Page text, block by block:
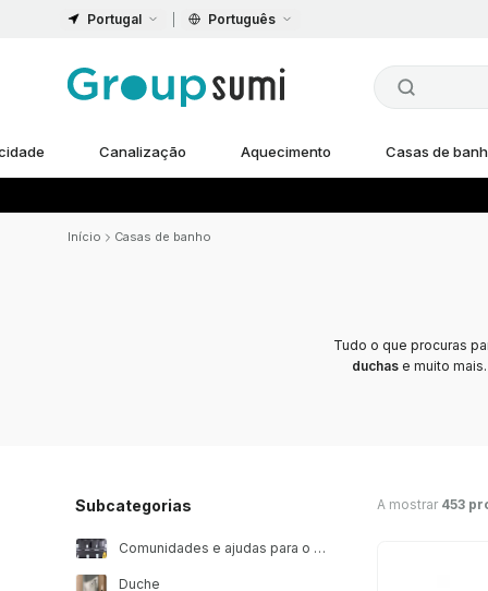
Portugal Português
Canalização Aquecimento Casas de
Início Casas de banho
Tudo o que procuras
duchas e muito
Subcategorias
Comunidades e ajudas para o banho
Duche
A mostrar 453